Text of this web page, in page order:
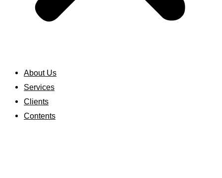
About Us
Services
Clients
Contents